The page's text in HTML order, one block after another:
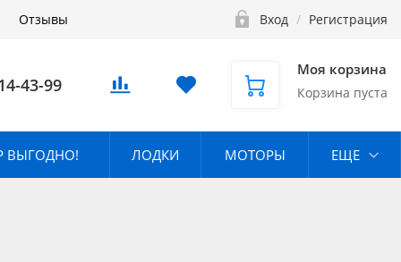
Отзывы Вход / Регистрация
43-99
Моя корзина
Корзина пуста
ВЫГОДНО! ЛОДКИ МОТОРЫ ЕЩЕ